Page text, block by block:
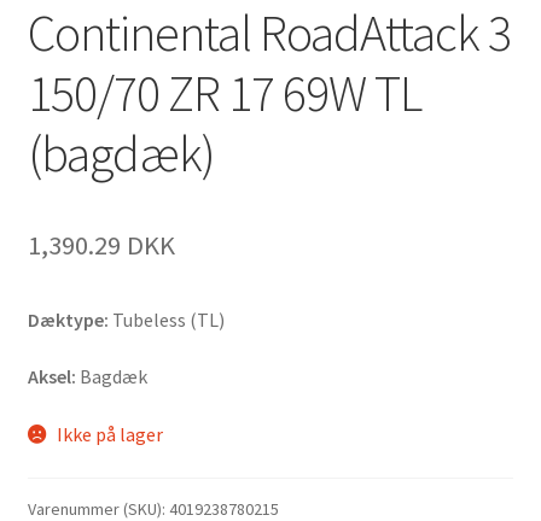
Continental RoadAttack 3
150/70 ZR 17 69W TL
(bagdæk)
1,390.29 DKK
Dæktype: Tubeless (TL)
Aksel: Bagdæk
Ikke på lager
Varenummer (SKU): 4019238780215